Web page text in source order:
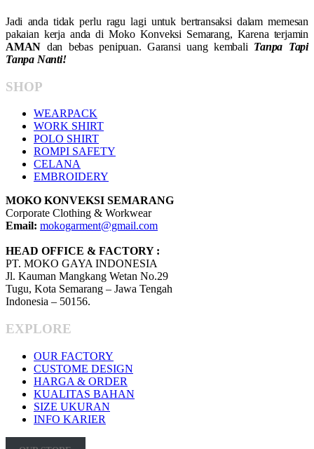
Jadi anda tidak perlu ragu lagi untuk bertransaksi dalam memesan
pakaian kerja anda di Moko Konveksi Semarang, Karena terjamin
AMAN dan bebas penipuan. Garansi uang kembali Tanpa Tapi
Tanpa Nanti!
SHOP
WEARPACK
WORK SHIRT
POLO SHIRT
ROMPI SAFETY
CELANA
EMBROIDERY
MOKO KONVEKSI SEMARANG
Corporate Clothing & Workwear
Email: mokogarment@gmail.com
HEAD OFFICE & FACTORY :
PT. MOKO GAYA INDONESIA
Jl. Kauman Mangkang Wetan No.29
Tugu, Kota Semarang – Jawa Tengah
Indonesia – 50156.
EXPLORE
OUR FACTORY
CUSTOME DESIGN
HARGA & ORDER
KUALITAS BAHAN
SIZE UKURAN
INFO KARIER